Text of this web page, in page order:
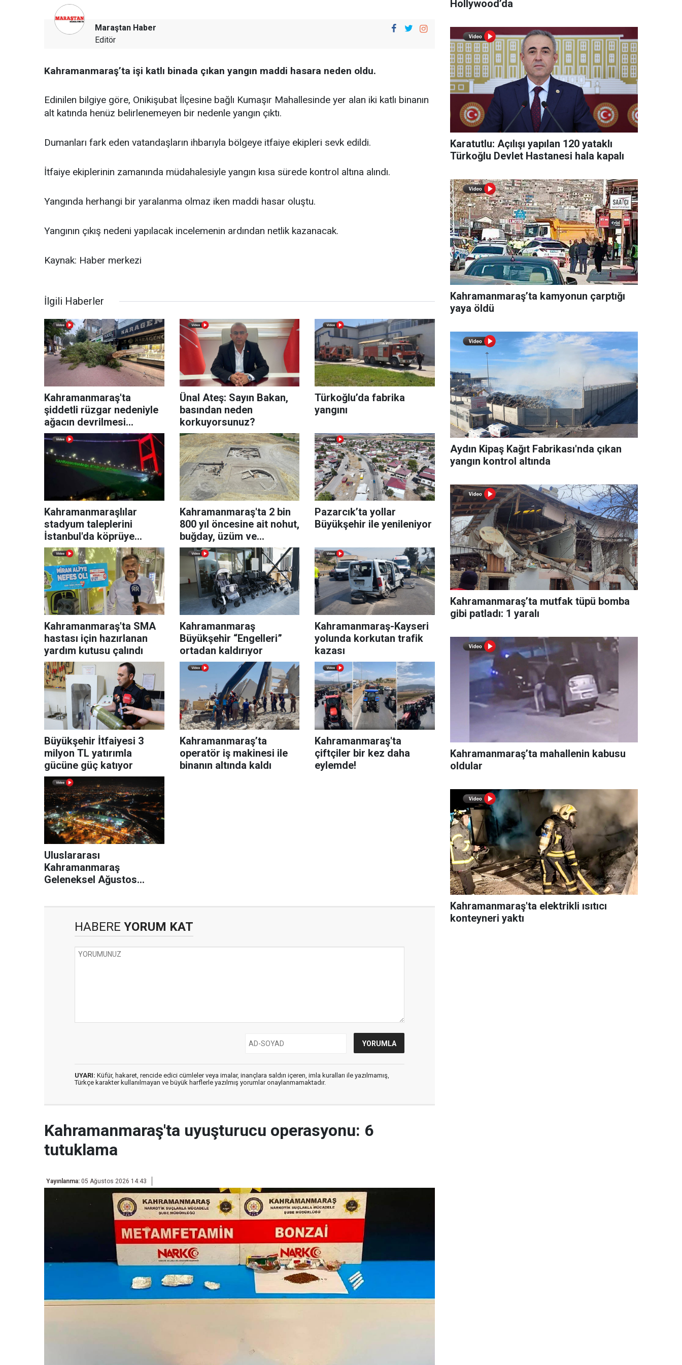
Maraştan Haber
Editör
Kahramanmaraş’ta işi katlı binada çıkan yangın maddi hasara neden oldu.
Edinilen bilgiye göre, Onikişubat İlçesine bağlı Kumaşır Mahallesinde yer alan iki katlı binanın
alt katında henüz belirlenemeyen bir nedenle yangın çıktı.
Dumanları fark eden vatandaşların ihbarıyla bölgeye itfaiye ekipleri sevk edildi.
İtfaiye ekiplerinin zamanında müdahalesiyle yangın kısa sürede kontrol altına alındı.
Yangında herhangi bir yaralanma olmaz iken maddi hasar oluştu.
Yangının çıkış nedeni yapılacak incelemenin ardından netlik kazanacak.
Kaynak: Haber merkezi
İlgili Haberler
Kahramanmaraş'ta
şiddetli rüzgar nedeniyle
ağacın devrilmesi
güvenlik kamerasında
Ünal Ateş: Sayın Bakan,
basından neden
korkuyorsunuz?
Türkoğlu’da fabrika
yangını
Kahramanmaraşlılar
stadyum taleplerini
İstanbul'da köprüye
yazdırdı
Kahramanmaraş'ta 2 bin
800 yıl öncesine ait nohut,
buğday, üzüm ve
sarımsak taneleri
bulundu!
Pazarcık’ta yollar
Büyükşehir ile yenileniyor
Kahramanmaraş'ta SMA
hastası için hazırlanan
yardım kutusu çalındı
Kahramanmaraş
Büyükşehir “Engelleri”
ortadan kaldırıyor
Kahramanmaraş-Kayseri
yolunda korkutan trafik
kazası
Büyükşehir İtfaiyesi 3
milyon TL yatırımla
gücüne güç katıyor
Kahramanmaraş’ta
operatör iş makinesi ile
binanın altında kaldı
Kahramanmaraş'ta
çiftçiler bir kez daha
eylemde!
Uluslararası
Kahramanmaraş
Geleneksel Ağustos
HABERE YORUM KAT
UYARI: Küfür, hakaret, rencide edici cümleler veya imalar, inançlara saldırı içeren, imla kuralları ile yazılmamış,
Türkçe karakter kullanılmayan ve büyük harflerle yazılmış yorumlar onaylanmamaktadır.
Kahramanmaraş'ta uyuşturucu operasyonu: 6
tutuklama
Yayınlanma: 05 Ağustos 2026 14:43
Hollywood’da
Karatutlu: Açılışı yapılan 120 yataklı
Türkoğlu Devlet Hastanesi hala kapalı
Kahramanmaraş’ta kamyonun çarptığı
yaya öldü
Aydın Kipaş Kağıt Fabrikası'nda çıkan
yangın kontrol altında
Kahramanmaraş’ta mutfak tüpü bomba
gibi patladı: 1 yaralı
Kahramanmaraş’ta mahallenin kabusu
oldular
Kahramanmaraş'ta elektrikli ısıtıcı
konteyneri yaktı